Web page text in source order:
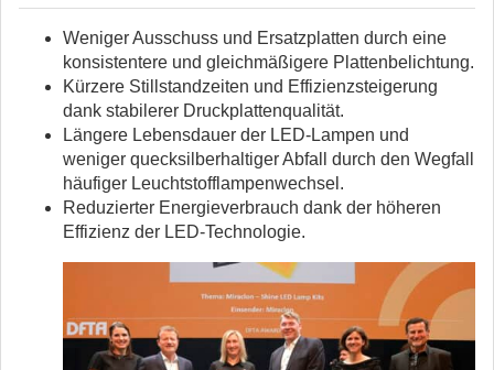
Weniger Ausschuss und Ersatzplatten durch eine
konsistentere und gleichmäßigere Plattenbelichtung.
Kürzere Stillstandzeiten und Effizienzsteigerung
dank stabilerer Druckplattenqualität.
Längere Lebensdauer der LED-Lampen und
weniger quecksilberhaltiger Abfall durch den Wegfall
häufiger Leuchtstofflampenwechsel.
Reduzierter Energieverbrauch dank der höheren
Effizienz der LED-Technologie.